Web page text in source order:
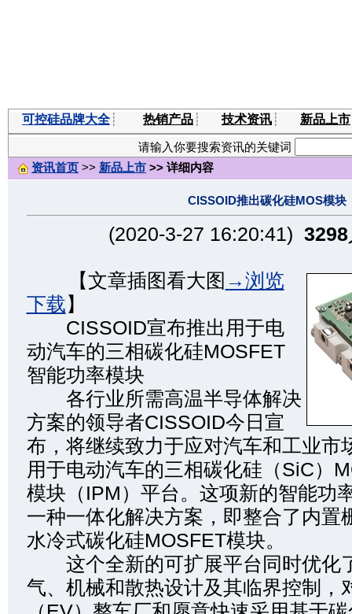
可控硅品牌大全 ┊ 热销产品 ┊ 技术资讯 ┊ 新品上市
请输入你要搜索资讯的关键词
资讯首页 >> 新品上市 >> 详细内容
CISSOID推出碳化硅MOS模块
(2020-3-27 16:20:41) 3298
【文章插图看大图 →浏览
下载】
CISSOID宣布推出用于电
动汽车的三相碳化硅MOSFET
智能功率模块
各行业所需高温半导体解决
方案的领导者CISSOID今日宣
布，将继续致力于应对汽车和工业市
用于电动汽车的三相碳化硅（SiC）
模块（IPM）平台。这项新的智能功
一种一体化解决方案，即整合了内置
水冷式碳化硅MOSFET模块。
这个全新的可扩展平台同时优化
气、机械和散热设计及其临界控制，